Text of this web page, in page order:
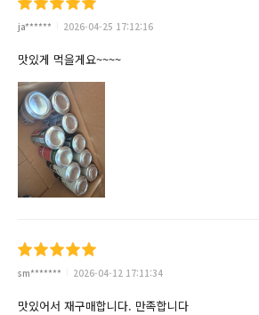
ja****** 2026-04-25 17:12:16
맛있게 먹을게요~~~~
sm******* 2026-04-12 17:11:34
맛있어서 재구매합니다. 만족합니다